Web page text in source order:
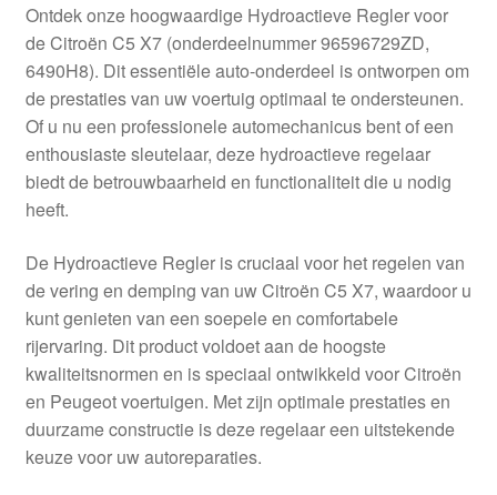
Contact
Kassa
Klachten
Klachtenprocedure
Levering
Mijn account
Over ons
Privacybeleid
Ontdek onze hoogwaardige Hydroactieve Regler voor
de Citroën C5 X7 (onderdeelnummer 96596729ZD,
6490H8). Dit essentiële auto-onderdeel is ontworpen om
de prestaties van uw voertuig optimaal te ondersteunen.
Of u nu een professionele automechanicus bent of een
enthousiaste sleutelaar, deze hydroactieve regelaar
biedt de betrouwbaarheid en functionaliteit die u nodig
heeft.
De Hydroactieve Regler is cruciaal voor het regelen van
de vering en demping van uw Citroën C5 X7, waardoor u
kunt genieten van een soepele en comfortabele
rijervaring. Dit product voldoet aan de hoogste
kwaliteitsnormen en is speciaal ontwikkeld voor Citroën
en Peugeot voertuigen. Met zijn optimale prestaties en
duurzame constructie is deze regelaar een uitstekende
keuze voor uw autoreparaties.